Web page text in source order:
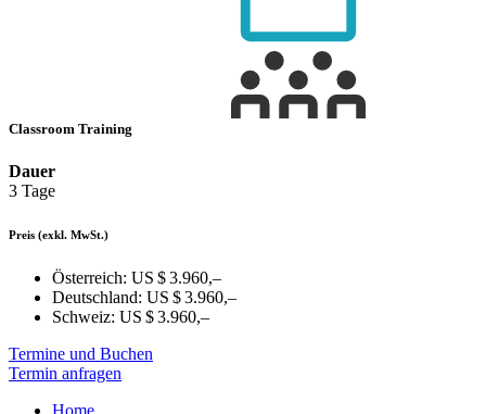
Classroom Training
Dauer
3 Tage
Preis (exkl. MwSt.)
Österreich: US $ 3.960,–
Deutschland: US $ 3.960,–
Schweiz: US $ 3.960,–
Termine und Buchen
Termin anfragen